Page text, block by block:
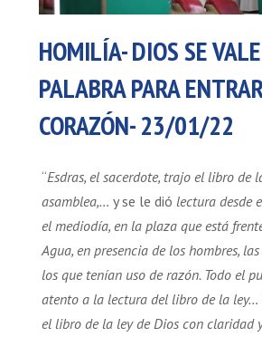
HOMILÍA- DIOS SE
PALABRA PARA
CORAZÓN- 23/01/22
“Esdras, el sacerdote, trajo el libro de
asamblea,… y se le dió lectura desde
el mediodía, en la plaza que está
Agua, en presencia de los hombres,
los que tenían uso de razón. Todo el
atento a la lectura del libro de la ley…
el libro de la ley de Dios con claridad